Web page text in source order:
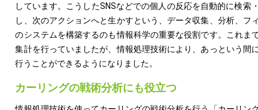
しています。こうしたSNSなどでの個人の反応を自動的に検索
し、次のアクションへと生かすという、データ収集、分析、フ
のシステムを構築するのも情報科学の重要な役割です。これま
集計を行っていましたが、情報処理技術により、あっという間
行うことができるようになりました。
カーリングの戦術分析にも役立つ